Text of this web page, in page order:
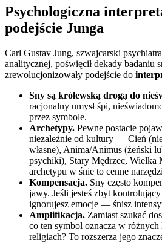
Psychologiczna
podejście Junga
Carl Gustav Jung, szwajcarski
analitycznej, poświęcił dekady badaniu
zrewolucjonizowały podejście do
Sny są królewską drogą do
racjonalny umysł śpi,
przez symbole.
Archetypy. Pewne postacie
niezależnie od kultury — Cień
własne), Anima/Animus (żeński
psychiki), Stary Mędrzec, Wielka
archetypu w śnie to cenne
Kompensacja. Sny często
jawy. Jeśli jesteś zbyt
ignorujesz emocje — śnisz
Amplifikacja. Zamiast szukać
co ten symbol oznacza w
religiach? To rozszerza jego